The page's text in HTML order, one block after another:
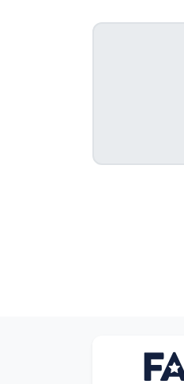
Tv serijske izdelki
Anime izdelki